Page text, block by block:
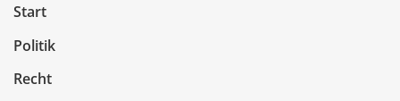
Start
Politik
Recht